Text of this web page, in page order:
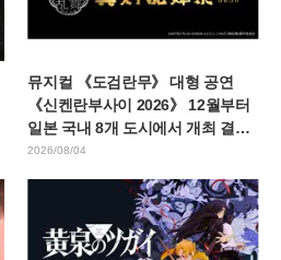
뮤지컬 《도검란무》 대형 공연
《신켄란부사이 2026》 12월부터
일본 국내 8개 도시에서 개최 결정!
총 44도검남사가 집결
2026/08/04